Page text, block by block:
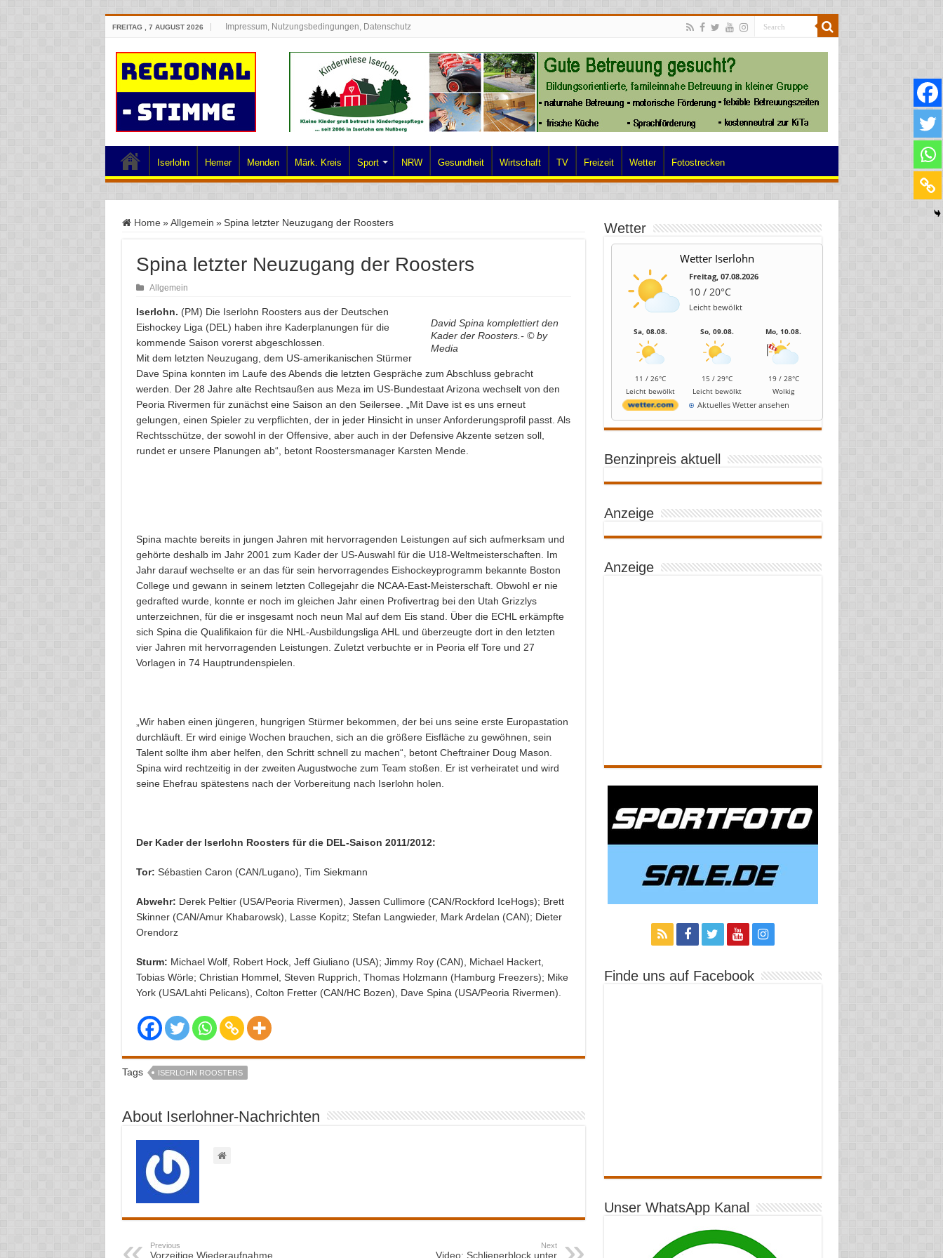
FREITAG , 7 AUGUST 2026 Impressum, Nutzungsbedingungen, Datenschutz
Iserlohn Hemer Menden Märk. Kreis Sport NRW Gesundheit Wirtschaft TV Freizeit Wetter Fotostrecken
Home » Allgemein » Spina letzter Neuzugang der Roosters
Spina letzter Neuzugang der Roosters
Allgemein
David Spina komplettiert den
Kader der Roosters.- © by
Media
Iserlohn. (PM) Die Iserlohn Roosters aus der Deutschen
Eishockey Liga (DEL) haben ihre Kaderplanungen für die
kommende Saison vorerst abgeschlossen.
Mit dem letzten Neuzugang, dem US-amerikanischen Stürmer
Dave Spina konnten im Laufe des Abends die letzten Gespräche zum Abschluss gebracht
werden. Der 28 Jahre alte Rechtsaußen aus Meza im US-Bundestaat Arizona wechselt von den
Peoria Rivermen für zunächst eine Saison an den Seilersee. „Mit Dave ist es uns erneut
gelungen, einen Spieler zu verpflichten, der in jeder Hinsicht in unser Anforderungsprofil passt. Als
Rechtsschütze, der sowohl in der Offensive, aber auch in der Defensive Akzente setzen soll,
rundet er unsere Planungen ab“, betont Roostersmanager Karsten Mende.
Spina machte bereits in jungen Jahren mit hervorragenden Leistungen auf sich aufmerksam und
gehörte deshalb im Jahr 2001 zum Kader der US-Auswahl für die U18-Weltmeisterschaften. Im
Jahr darauf wechselte er an das für sein hervorragendes Eishockeyprogramm bekannte Boston
College und gewann in seinem letzten Collegejahr die NCAA-East-Meisterschaft. Obwohl er nie
gedrafted wurde, konnte er noch im gleichen Jahr einen Profivertrag bei den Utah Grizzlys
unterzeichnen, für die er insgesamt noch neun Mal auf dem Eis stand. Über die ECHL erkämpfte
sich Spina die Qualifikaion für die NHL-Ausbildungsliga AHL und überzeugte dort in den letzten
vier Jahren mit hervorragenden Leistungen. Zuletzt verbuchte er in Peoria elf Tore und 27
Vorlagen in 74 Hauptrundenspielen.
„Wir haben einen jüngeren, hungrigen Stürmer bekommen, der bei uns seine erste Europastation
durchläuft. Er wird einige Wochen brauchen, sich an die größere Eisfläche zu gewöhnen, sein
Talent sollte ihm aber helfen, den Schritt schnell zu machen“, betont Cheftrainer Doug Mason.
Spina wird rechtzeitig in der zweiten Augustwoche zum Team stoßen. Er ist verheiratet und wird
seine Ehefrau spätestens nach der Vorbereitung nach Iserlohn holen.
Der Kader der Iserlohn Roosters für die DEL-Saison 2011/2012:
Tor: Sébastien Caron (CAN/Lugano), Tim Siekmann
Abwehr: Derek Peltier (USA/Peoria Rivermen), Jassen Cullimore (CAN/Rockford IceHogs); Brett
Skinner (CAN/Amur Khabarowsk), Lasse Kopitz; Stefan Langwieder, Mark Ardelan (CAN); Dieter
Orendorz
Sturm: Michael Wolf, Robert Hock, Jeff Giuliano (USA); Jimmy Roy (CAN), Michael Hackert,
Tobias Wörle; Christian Hommel, Steven Rupprich, Thomas Holzmann (Hamburg Freezers); Mike
York (USA/Lahti Pelicans), Colton Fretter (CAN/HC Bozen), Dave Spina (USA/Peoria Rivermen).
Tags ISERLOHN ROOSTERS
About Iserlohner-Nachrichten
Previous
Vorzeitige Wiederaufnahme
Next
Video: Schlieperblock unter
Wetter
Wetter Iserlohn
Freitag, 07.08.2026
10 / 20°C
Leicht bewölkt
Sa, 08.08.
11 / 26°C
Leicht bewölkt
So, 09.08.
15 / 29°C
Leicht bewölkt
Mo, 10.08.
19 / 28°C
Wolkig
Aktuelles Wetter ansehen
Benzinpreis aktuell
Anzeige
Anzeige
Finde uns auf Facebook
Unser WhatsApp Kanal